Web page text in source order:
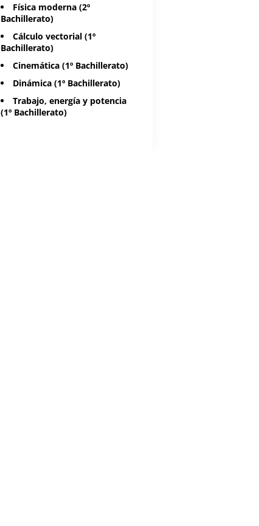
Física moderna (2º
Bachillerato)
Cálculo vectorial (1º
Bachillerato)
Cinemática (1º Bachillerato)
Dinámica (1º Bachillerato)
Trabajo, energía y potencia
(1º Bachillerato)